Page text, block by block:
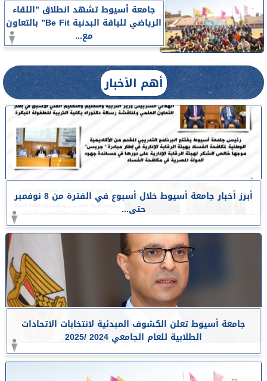
جامعة أسيوط تشهد انطلاق ”اللقاء
الرياضي للياقة البدنية Be Fit” بالتعاون
مع...
أهم الأخبار
أبرز أخبار جامعة أسيوط خلال أسبوع في الفترة من 8 نوفمبر
حتى...
جامعة أسيوط تعلن الكشوف المبدئية لانتخابات الاتحادات
الطلابية للعام الجامعي 2024 /2025